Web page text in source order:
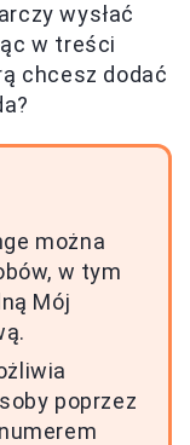
wysłać
w treści
chcesz dodać
można
w tym
Mój
poprzez